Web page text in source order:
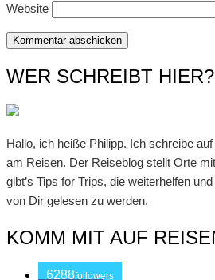
Website
WER SCHREIBT HIER?
Hallo, ich heiße Philipp. Ich schreibe
am Reisen. Der Reiseblog stellt Orte
gibt’s Tips for Trips, die weiterhelfen
von Dir gelesen zu werden.
KOMM MIT AUF
6288followers